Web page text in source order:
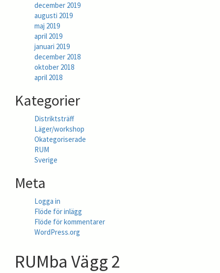
december 2019
augusti 2019
maj 2019
april 2019
januari 2019
december 2018
oktober 2018
april 2018
Kategorier
Distriktsträff
Läger/workshop
Okategoriserade
RUM
Sverige
Meta
Logga in
Flöde för inlägg
Flöde för kommentarer
WordPress.org
RUMba Vägg 2